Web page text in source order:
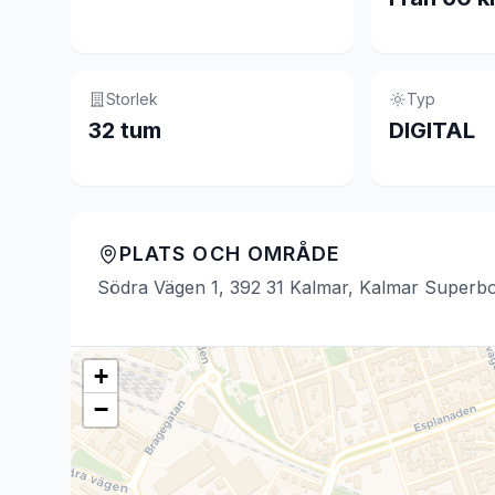
Storlek
32 tum
Typ
DIGITAL
PLATS OCH OMRÅDE
Södra Vägen 1, 392 31 Kalmar, Kalmar
+
−